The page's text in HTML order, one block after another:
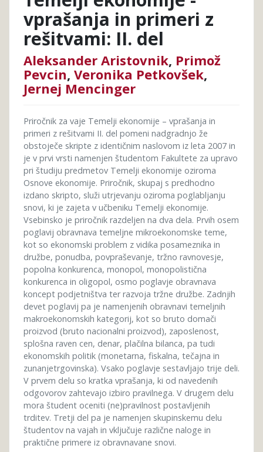
vprašanja in primeri z
rešitvami: II. del
Aleksander Aristovnik, Primož
Pevcin, Veronika Petkovšek,
Jernej Mencinger
Priročnik za vaje Temelji ekonomije – vprašanja in
primeri z rešitvami II. del pomeni nadgradnjo že
obstoječe skripte z identičnim naslovom iz leta 2007 in
je v prvi vrsti namenjen študentom Fakultete za upravo
pri študiju predmetov Temelji ekonomije oziroma
Osnove ekonomije. Priročnik, skupaj s predhodno
izdano skripto, služi utrjevanju oziroma poglabljanju
snovi, ki je zajeta v učbeniku Temelji ekonomije.
Vsebinsko je priročnik razdeljen na dva dela. Prvih osem
poglavij obravnava temeljne mikroekonomske teme,
kot so ekonomski problem z vidika posameznika in
družbe, ponudba, povpraševanje, tržno ravnovesje,
popolna konkurenca, monopol, monopolistična
konkurenca in oligopol, osmo poglavje obravnava
koncept podjetništva ter razvoja tržne družbe. Zadnjih
devet poglavij pa je namenjenih obravnavi temeljnih
makroekonomskih kategorij, kot so bruto domači
proizvod (bruto nacionalni proizvod), zaposlenost,
splošna raven cen, denar, plačilna bilanca, pa tudi
ekonomskih politik (monetarna, fiskalna, tečajna in
zunanjetrgovinska). Vsako poglavje sestavljajo trije deli.
V prvem delu so kratka vprašanja, ki od navedenih
odgovorov zahtevajo izbiro pravilnega. V drugem delu
mora študent oceniti (ne)pravilnost postavljenih
trditev. Tretji del pa je namenjen skupinskemu delu
študentov na vajah in vključuje različne naloge in
praktične primere iz obravnavane snovi.